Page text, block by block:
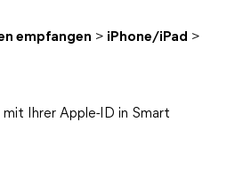
empfangen > iPhone/iPad >
Ihrer Apple-ID in Smart